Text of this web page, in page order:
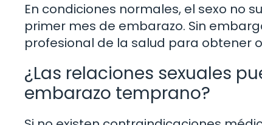
En condiciones normales, el sexo no
primer mes de embarazo. Sin
profesional de la salud para obtener
¿Las relaciones sexuales
embarazo temprano?